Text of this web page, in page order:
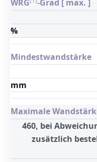
WRG
-Grad [ max. ]
%
Mindestwandstärke
mm
Maximale
460, bei
zusätzlich